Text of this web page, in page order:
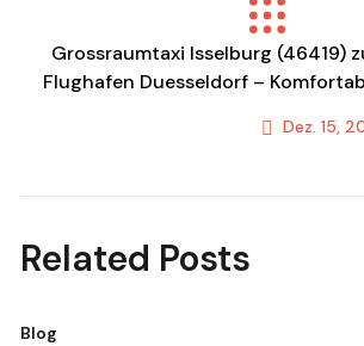
Previous Post
Grossraumtaxi Isselburg (46419)
Flughafen Duesseldorf –
Dez. 15,
Related Posts
Blog